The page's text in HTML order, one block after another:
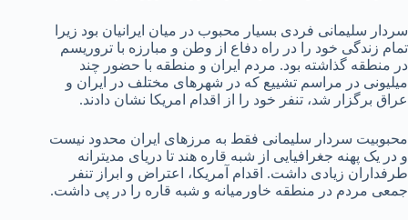
سردار سلیمانی فردی بسیار محبوب در میان ایرانیان بود زیرا
تمام زندگی خود را در راه دفاع از وطن و مبارزه با تروریسم
در منطقه گذاشته بود. مردم ایران و منطقه با حضور چند
میلیونی در مراسم تشییع که در شهرهای مختلف در ایران و
عراق برگزار شد، تنفر خود را از اقدام امریکا نشان دادند.
محبوبیت سردار سلیمانی فقط به مرزهای ایران محدود نیست
و در یک پهنه جغرافیایی از شبه قاره هند تا دریای مدیترانه
طرفداران زیادی داشت. اقدام آمریکا، اعتراض و ابراز تنفر
جمعی مردم در منطقه خاورمیانه و شبه قاره را در پی داشت.